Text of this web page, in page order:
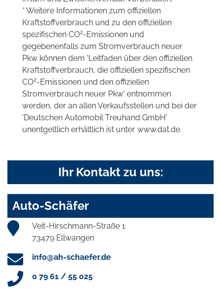
* Weitere Informationen zum offiziellen
Kraftstoffverbrauch und zu den offiziellen
spezifischen CO2-Emissionen und
gegebenenfalls zum Stromverbrauch neuer
Pkw können dem 'Leitfaden über den offiziellen
Kraftstoffverbrauch, die offiziellen spezifischen
CO2-Emissionen und den offiziellen
Stromverbrauch neuer Pkw' entnommen
werden, der an allen Verkaufsstellen und bei der
'Deutschen Automobil Treuhand GmbH'
unentgeltlich erhältlich ist unter www.dat.de.
Ihr Kontakt zu uns:
Auto-Schäfer
Veit-Hirschmann-Straße 1
73479 Ellwangen
info@ah-schaefer.de
0 79 61 / 55 025